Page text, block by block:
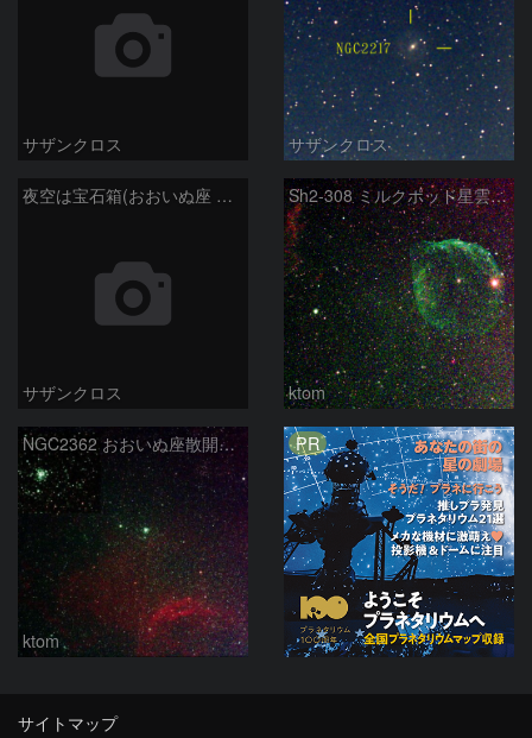
サザンクロス サザンクロス
夜空は宝石箱(おおいぬ座 NGC2207) Seestar50
サザンクロス
Sh2-308 ミルクポッド星雲 2026-3-10
ktom
NGC2362 おおいぬ座散開星団 2026-3-8
ktom
PR
サイトマップ